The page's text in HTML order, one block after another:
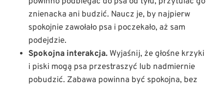
znienacka ani budzić. Naucz je, by najpierw
spokojnie zawołało psa i poczekało, aż sam
podejdzie.
Spokojna interakcja. Wyjaśnij, że głośne krzyki
i piski mogą psa przestraszyć lub nadmiernie
pobudzić. Zabawa powinna być spokojna, bez